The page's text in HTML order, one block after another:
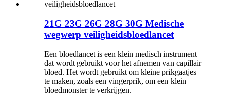
21G 23G 26G 28G 30G Medische
wegwerp veiligheidsbloedlancet
Een bloedlancet is een klein medisch instrument
dat wordt gebruikt voor het afnemen van capillair
bloed. Het wordt gebruikt om kleine prikgaatjes
te maken, zoals een vingerprik, om een ​​klein
bloedmonster te verkrijgen.